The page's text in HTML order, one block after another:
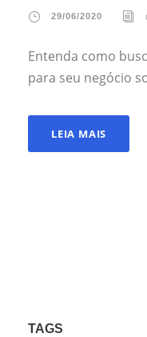
29/06/2020
Entenda como
para seu negócio
LEIA MAIS
TAGS